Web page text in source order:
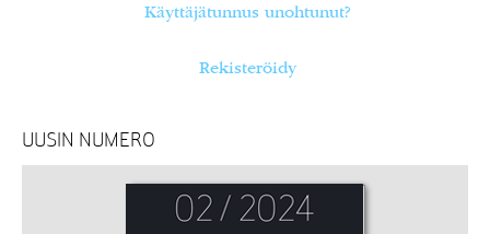
Käyttäjätunnus unohtunut?
Rekisteröidy
UUSIN NUMERO